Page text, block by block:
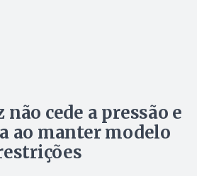
não cede a pressão e
ao manter modelo